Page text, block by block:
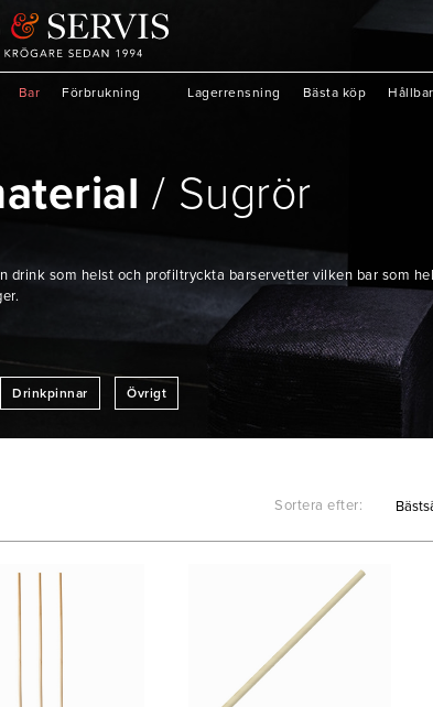
Bar Förbrukning Lagerrensning Bästa köp
Sugrör
som helst och profiltryckta barservetter vilken bar som
Drinkpinnar Övrigt
Sortera efter: